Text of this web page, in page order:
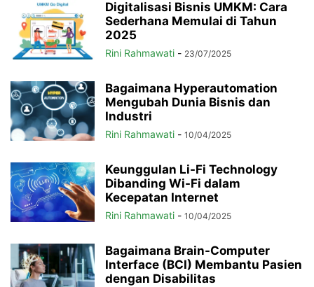
Digitalisasi Bisnis UMKM: Cara
Sederhana Memulai di Tahun
2025
Rini Rahmawati - 23/07/2025
Bagaimana Hyperautomation
Mengubah Dunia Bisnis dan
Industri
Rini Rahmawati - 10/04/2025
Keunggulan Li-Fi Technology
Dibanding Wi-Fi dalam
Kecepatan Internet
Rini Rahmawati - 10/04/2025
Bagaimana Brain-Computer
Interface (BCI) Membantu Pasien
dengan Disabilitas